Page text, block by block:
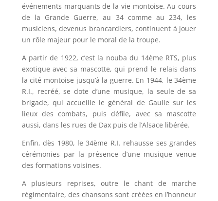
événements marquants de la vie montoise. Au cours
de la Grande Guerre, au 34 comme au 234, les
musiciens, devenus brancardiers, continuent à jouer
un rôle majeur pour le moral de la troupe.
A partir de 1922, c’est la nouba du 14ème RTS, plus
exotique avec sa mascotte, qui prend le relais dans
la cité montoise jusqu’à la guerre. En 1944, le 34ème
R.I., recréé, se dote d’une musique, la seule de sa
brigade, qui accueille le général de Gaulle sur les
lieux des combats, puis défile, avec sa mascotte
aussi, dans les rues de Dax puis de l’Alsace libérée.
Enfin, dès 1980, le 34ème R.I. rehausse ses grandes
cérémonies par la présence d’une musique venue
des formations voisines.
A plusieurs reprises, outre le chant de marche
régimentaire, des chansons sont créées en l’honneur